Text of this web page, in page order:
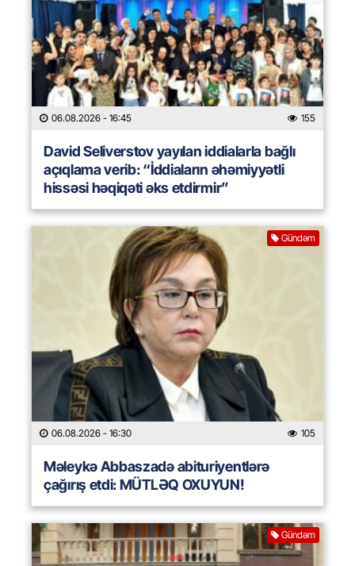
06.08.2026 - 16:45 155
David Seliverstov yayılan iddialarla bağlı
açıqlama verib: “İddiaların əhəmiyyətli
hissəsi həqiqəti əks etdirmir”
Gündəm
06.08.2026 - 16:30 105
Məleykə Abbaszadə abituriyentlərə
çağırış etdi: MÜTLƏQ OXUYUN!
Gündəm